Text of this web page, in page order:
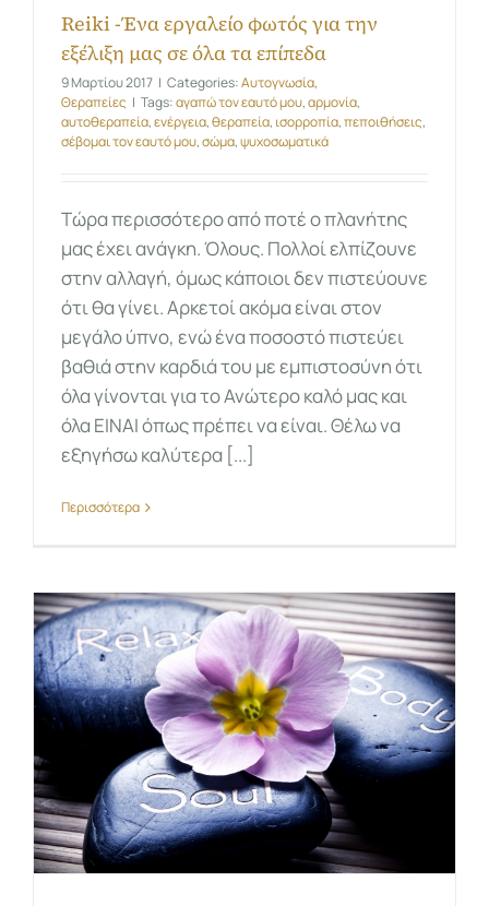
Reiki -Ένα εργαλείο φωτός για την
εξέλιξη μας σε όλα τα επίπεδα
9 Μαρτίου 2017 | Categories:Αυτογνωσία,
Θεραπείες | Tags:αγαπώ τον εαυτό μου,αρμονία,
αυτοθεραπεία,ενέργεια,θεραπεία, ισορροπία,πεποιθήσεις,
σέβομαι τον εαυτό μου,σώμα,ψυχοσωματικά
Tώρα περισσότερο από ποτέ ο πλανήτης
μας έχει ανάγκη. Όλους. Πολλοί ελπίζουνε
στην αλλαγή, όμως κάποιοι δεν πιστεύουνε
ότι θα γίνει. Αρκετοί ακόμα είναι στον
μεγάλο ύπνο, ενώ ένα ποσοστό πιστεύει
βαθιά στην καρδιά του με εμπιστοσύνη ότι
όλα γίνονται για το Ανώτερο καλό μας και
όλα ΕΙΝΑΙ όπως πρέπει να είναι. Θέλω να
εξηγήσω καλύτερα [...]
Περισσότερα